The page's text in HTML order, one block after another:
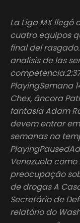
La Liga MX llegó
cuatro equipos
final del
analisis de las
PlayingSemana
Chex, âncora
fantasia Adam
devem entrar
semanas na
Venezuela
preocupação
de drogas A
Secretário de
relatório do